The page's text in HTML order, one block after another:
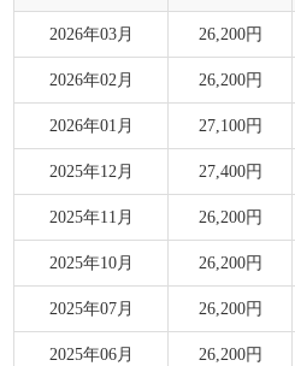
2026年03月 26,200円
2026年02月 26,200円
2026年01月 27,100円
2025年12月 27,400円
2025年11月 26,200円
2025年10月 26,200円
2025年07月 26,200円
2025年06月 26,200円